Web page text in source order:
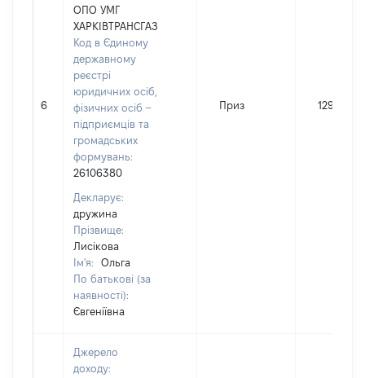
6
ОПО УМГ
ХАРКІВТРАНСГАЗ
Код в Єдиному
державному
реєстрі
юридичних осіб,
фізичних осіб –
підприємців та
громадських
формувань:
26106380
Декларує:
дружина
Прізвище:
Лисікова
Ім'я:
Ольга
По батькові (за
наявності):
Євгеніївна
Приз 1292
Джерело
доходу: